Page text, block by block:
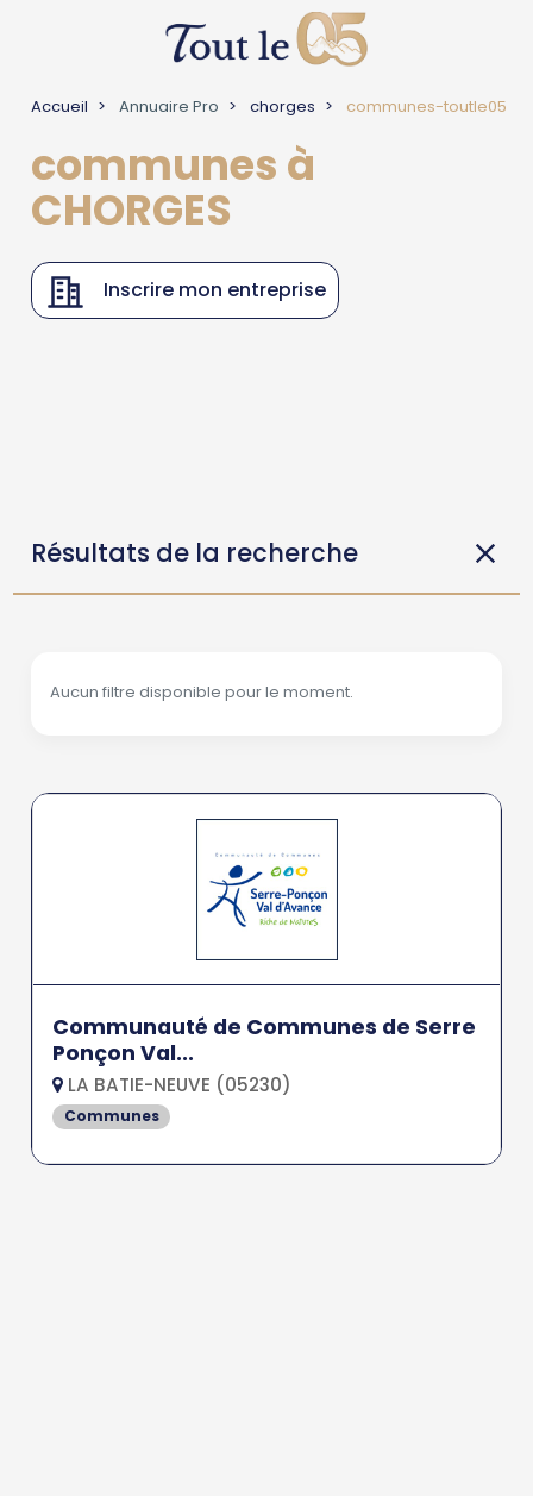
Accueil Annuaire Pro chorges communes-toutle05
communes à
CHORGES
Inscrire mon entreprise
Résultats de la recherche
Aucun filtre disponible pour le moment.
Communauté de Communes de Serre
Ponçon Val...
LA BATIE-NEUVE (05230)
Communes